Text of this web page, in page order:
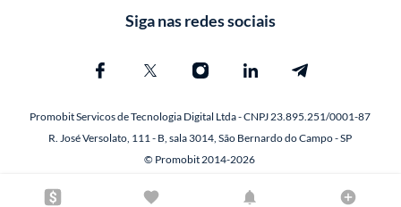
Siga nas redes sociais
Promobit Servicos de Tecnologia Digital Ltda - CNPJ 23.895.251/0001-87
R. José Versolato, 111 - B, sala 3014, São Bernardo do Campo - SP
© Promobit 2014-2026